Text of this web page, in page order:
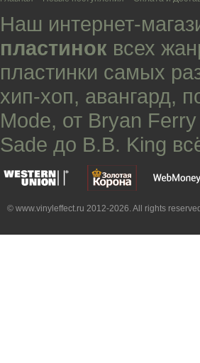
Наш интернет-
пластинок всех
пластинки самых
хип-хоп, авангард,
Mode, от Bryan Ferry
Sade до B.B. King
© www.vinyleffect.ru 2012-2026. All rights